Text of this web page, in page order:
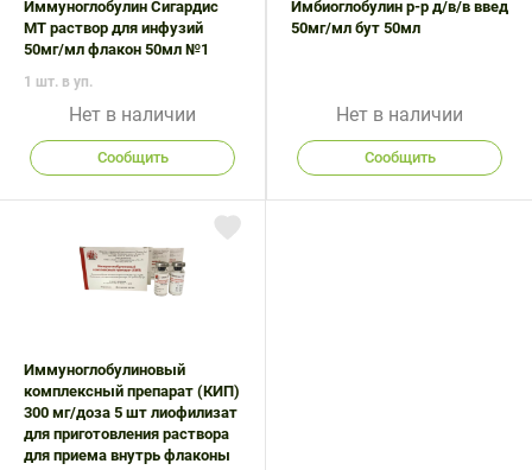
Иммуноглобулин Сигардис
МТ раствор для инфузий
50мг/мл флакон 50мл №1
1 шт. в уп.
Нет в наличии
Сообщить
Имбиоглобулин р-р д/в/в введ
50мг/мл бут 50мл
Нет в наличии
Сообщить
Иммуноглобулиновый
комплексный препарат (КИП)
300 мг/доза 5 шт лиофилизат
для приготовления раствора
для приема внутрь флаконы